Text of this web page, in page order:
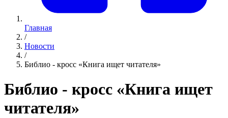
Главная
/
Новости
/
Библио - кросс «Книга ищет читателя»
Библио - кросс «Книга ищет
читателя»